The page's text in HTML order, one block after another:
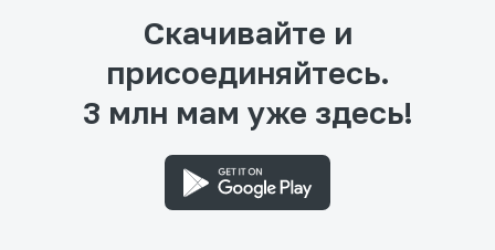
Скачивайте и
присоединяйтесь.
3 млн мам уже здесь!